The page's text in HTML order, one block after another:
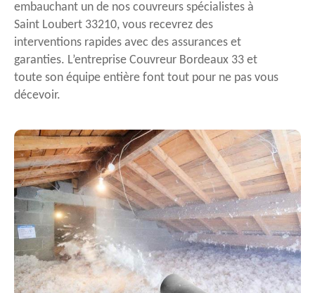
embauchant un de nos couvreurs spécialistes à
Saint Loubert 33210, vous recevrez des
interventions rapides avec des assurances et
garanties. L’entreprise Couvreur Bordeaux 33 et
toute son équipe entière font tout pour ne pas vous
décevoir.